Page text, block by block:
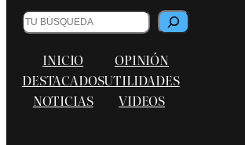
Buscar
INICIO
DESTACADOS
NOTICIAS
OPINIÓN
UTILIDADES
VIDEOS